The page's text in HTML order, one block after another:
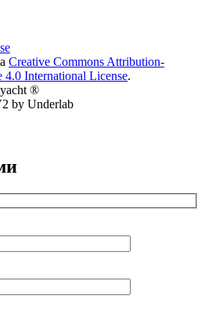
Creative Commons Attribution-
International License.
®
by Underlab